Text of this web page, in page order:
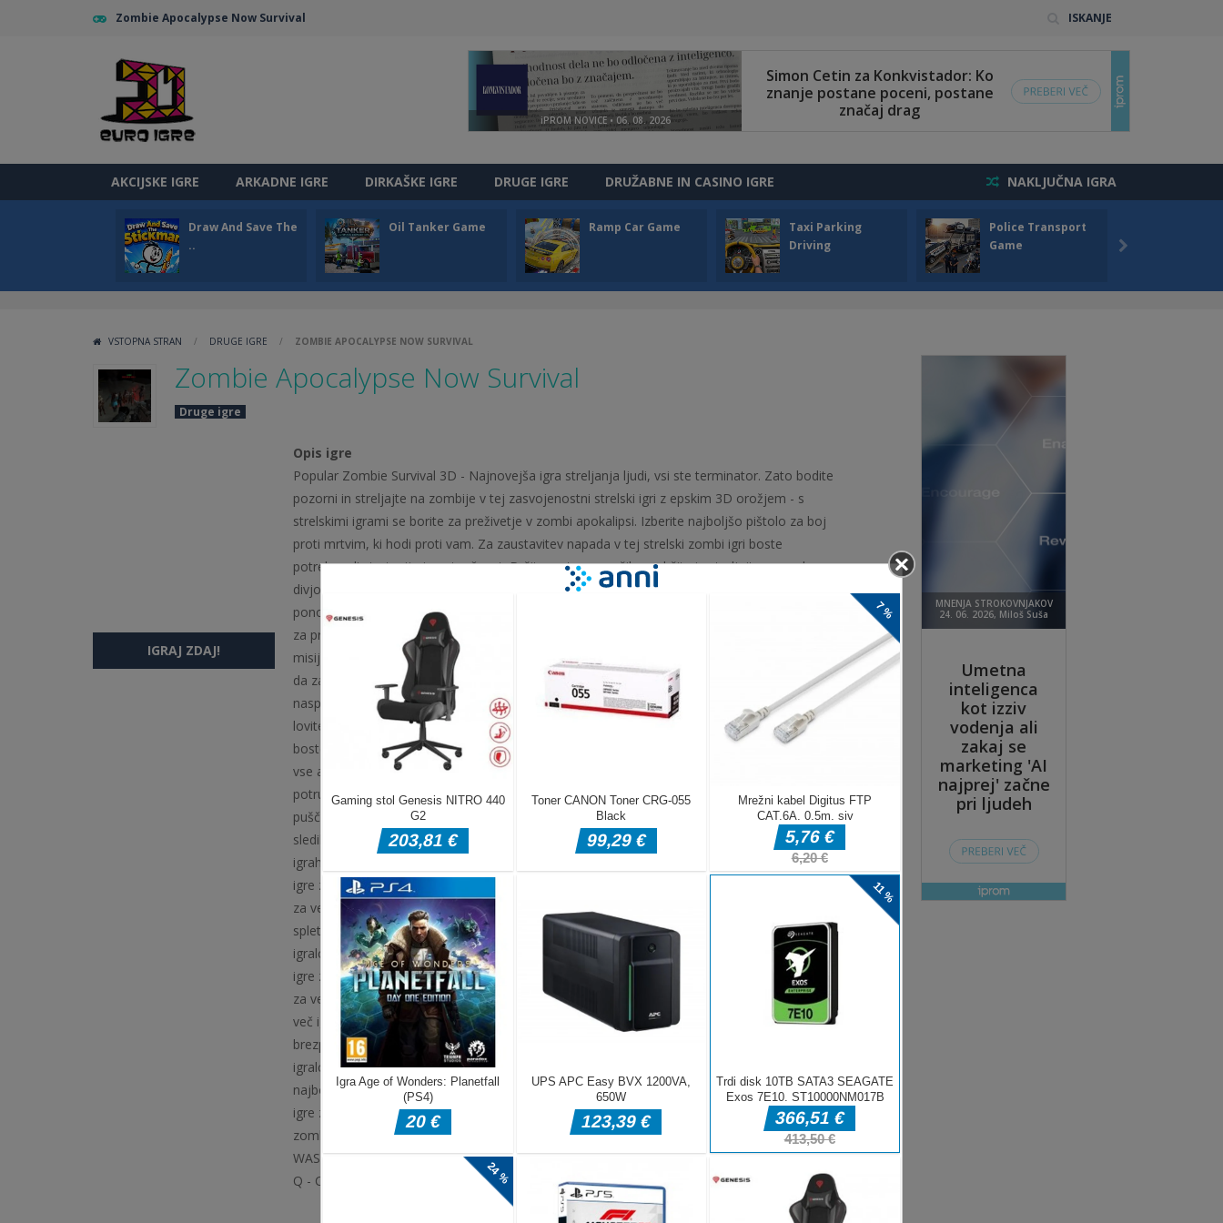
Zombie Apocalypse Now Survival ISKANJE
AKCIJSKE IGRE ARKADNE IGRE DIRKAŠKE IGRE DRUGE IGRE DRUŽABNE IN CASINO IGRE NAKLJUČNA IGRA
Draw And Save The
..
Oil Tanker Game Ramp Car Game
Taxi Parking
Driving
Police Transport
Game

VSTOPNA STRAN / DRUGE IGRE / ZOMBIE APOCALYPSE NOW SURVIVAL
Zombie Apocalypse Now Survival
Druge igre
Opis igre
Popular Zombie Survival 3D - Najnovejša igra streljanja ljudi, vsi ste terminator. Zato bodite
pozorni in streljajte na zombije v tej zasvojenostni strelski igri z epskim 3D orožjem - s
strelskimi igrami se borite za preživetje v zombi apokalipsi. Izberite najboljšo pištolo za boj
proti mrtvim, ki hodi proti vam. Za zaustavitev napada v tej strelski zombi igri boste
potrebovali strategijo in natančnost. Držite prst na sprožilcu, zdržite in streljajte na vsako
divjo zver! Izberite svojega najljubšega in ga nadgradite! Višja kot je raven, bolj omejen čas
ponovnega nalaganja. Borite se z rojem mrtve vojske v eni najbolj smešnih brezplačnih iger
za preživetje. Borite se za jutri, ustrelite množice zombijev, izničite njihovo bazo, v posebnih
misijah odpravite nadzornike zombijev. Držite prst na sprožilcu pištole, ciljajte in streljajte,
da zagotovite svoje preživetje v tej strelski zombi igri. Pošast je treba v bitki odpraviti! V
nasprotnem primeru bodo nenehno našli novo meso. Zombi je divji. Nepolitično je, da jih
lovite. Ustreli jih takoj. Uporaba smrtonosnega orožja bo povečala verjetnost dosežka, ko
boste uničili bazo zombijev. Ubijte vse mrtve, ne puščajte živih zombijev. Ste pripravljeni na
vse akcije in pustolovščine v tej igri zombi sledilcev? Če ne želite biti mrtvi, se iskreno
potrudite pri streljanju in ubijanju v fantastičnih igrah zombi streljanja! Ubijte vse mrtve, ne
puščajte živih zombijev. Ste pripravljeni na vse akcije in pustolovščine v tej igri zombi
sledilcev? Če ne želite biti mrtvi, se iskreno potrudite pri streljanju in ubijanju v fantastičnih
igrah zombi streljanja! oznake: igre za dva igralca, igre za dva igralca, igre za več igralcev,
igre za igranje s prijatelji, spletne igre za igranje s prijatelji, igre za več igralcev na spletu, igre
za več igralcev, spletne igre multiplaye, spletne igre za več igralcev, igre za več igralcev na
spletu, igre za 2 igralca odblokirane, coop igre, spletne igre s prijatelji, spletne igre za dva
igralca, brezplačne spletne igre za več igralcev, igre za preživetje za več igralcev, najboljše
igre za več igralcev, zabavne igre za več igralcev, brezplačne spletne igre za več igralcev, igre
za več igralcev, spletne igre za več igralcev s prijatelji, igre za več igralcev pc , dobre igre za
več igralcev, igre za preživetje za več igralcev, najboljše igre za več igralcev pc, najboljše
brezplačne igre za več igralcev, najboljše spletne igre za več igralcev, najboljše igre za več
igralcev zombi, zombiji, zombi apokalipsa, zombi igre, zombiji, zombi igre za preživetje,
najboljše zombi igre, brezplačni zombiji igre, igre zombiji, igre zombi strelec, zombiji trske,
igre zombi strelci, igre streljanje zombi, zombi apokalipsa 2021, minecraft zombi, zo mbs io,
zombi vaščan, zombi filmi, zombiji so pojedli moje sosede, so resnični zombiji
WASD-MOVE CHARACTER MIŠ - STRELI CILJ MENJAVA GUN TAB - MENU PROSTOR - JUMP
Q - CAMOS E - ATTACHAMENTS
IGRAJ ZDAJ!